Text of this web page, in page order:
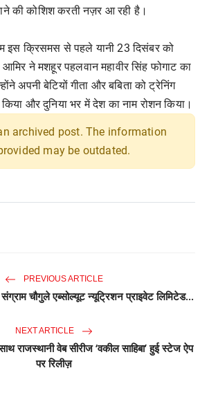
की कोशिश करती नज़र आ रही है।
इस क्रिसमस से पहले यानी 23 दिसंबर को
आमिर ने मशहूर पहलवान महावीर सिंह फोगाट का
अपनी बेटियों गीता और बबिता को ट्रेनिंग
और दुनिया भर में देश का नाम रोशन किया।
archived post. The information
may be outdated.
PREVIOUS ARTICLE
संग्राम चौगुले एब्सोल्यूट न्यूट्रिशन प्राइवेट लिमिटेड...
NEXT ARTICLE
राजस्थानी वेब सीरीज ‘वकील साहिबा’ हुई स्टेज ऐप
पर रिलीज़